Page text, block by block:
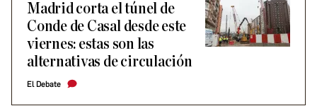
Madrid corta el túnel de
Conde de Casal desde este
viernes: estas son las
alternativas de circulación
El Debate